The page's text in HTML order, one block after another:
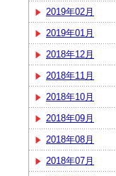
2019年02月
2019年01月
2018年12月
2018年11月
2018年10月
2018年09月
2018年08月
2018年07月